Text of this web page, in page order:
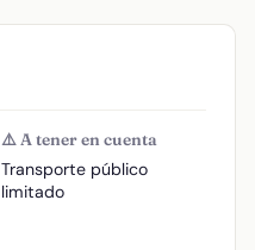
⚠️ A tener en cuenta
Transporte público
limitado